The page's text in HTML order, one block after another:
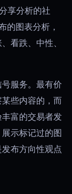
享分析的社
的图表分析，
看跌、中性、
服务。最有价
些内容的，而
富的交易者发
示标记过的图
布方向性观点